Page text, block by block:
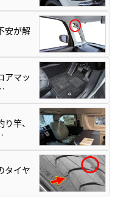
安が解
アマッ
竿、
タイヤ